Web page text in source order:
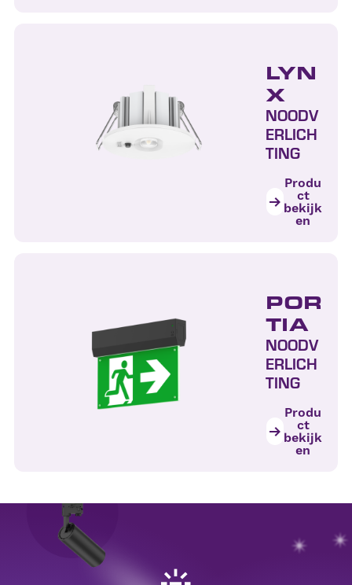
LYN
X
NOODV
ERLICH
TING
Produ
ct
bekijk
en
POR
TIA
NOODV
ERLICH
TING
Produ
ct
bekijk
en